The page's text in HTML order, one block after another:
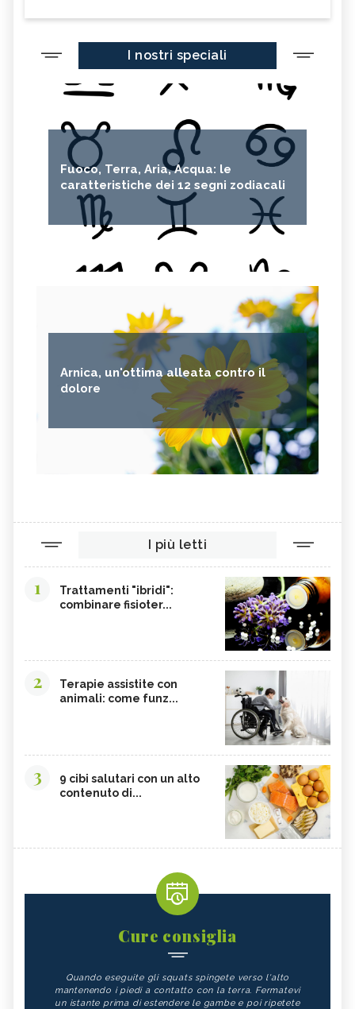
I nostri speciali
Fuoco, Terra, Aria, Acqua: le
caratteristiche dei 12 segni zodiacali
Arnica, un'ottima alleata contro il
dolore
I più letti
1
Trattamenti "ibridi":
combinare fisioter...
2
Terapie assistite con
animali: come funz...
3
9 cibi salutari con un alto
contenuto di...
Cure consiglia
Quando eseguite gli squats spingete verso l'alto
mantenendo i piedi a contatto con la terra. Fermatevi
un istante prima di estendere le gambe e poi ripetete